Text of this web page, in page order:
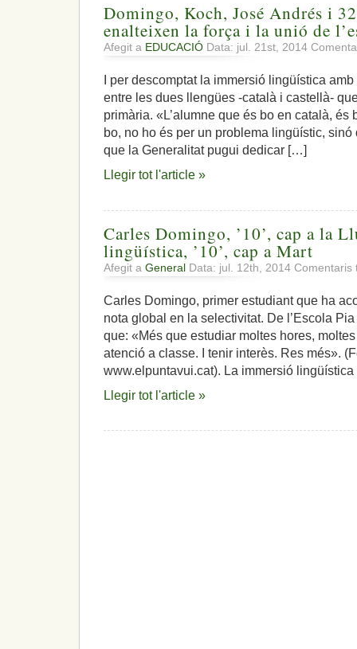
Domingo, Koch, José Andrés i
enalteixen la força i la unió de
Afegit a EDUCACIÓ Data: jul. 21st, 2014
I per descomptat la immersió lingüística
entre les dues llengües -català i castellà-
primària. «L’alumne que és bo en català,
bo, no ho és per un problema lingüístic, sinó
que la Generalitat pugui dedicar […]
Llegir tot l'article »
Carles Domingo, ’10’, cap a la
lingüística, ’10’, cap a Mart
Afegit a General Data: jul. 12th, 2014 Comentaris
Carles Domingo, primer estudiant que ha
nota global en la selectivitat. De l’Escola
que: «Més que estudiar moltes hores,
atenció a classe. I tenir interès. Res més».
www.elpuntavui.cat). La immersió
Llegir tot l'article »